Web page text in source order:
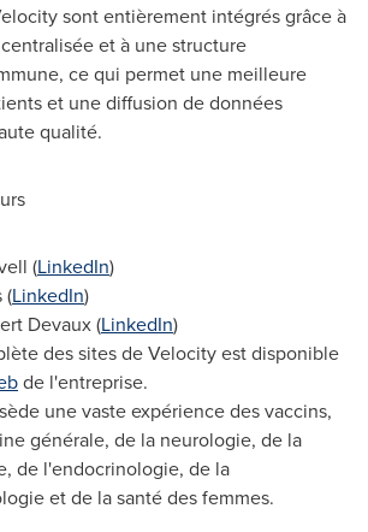
sont entièrement intégrés grâce à
et à une structure
ce qui permet une meilleure
et une diffusion de données
qualité.
(LinkedIn)
(LinkedIn)
Devaux (LinkedIn)
des sites de Velocity est disponible
de l'entreprise.
une vaste expérience des vaccins,
générale, de la neurologie, de la
de l'endocrinologie, de la
et de la santé des femmes.